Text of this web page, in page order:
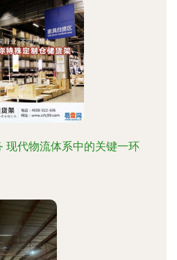
现代物流体系中的关键一环